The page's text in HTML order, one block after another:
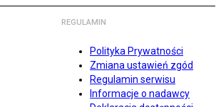
REGULAMIN
Polityka Prywatności
Zmiana ustawień zgód
Regulamin serwisu
Informacje o nadawcy